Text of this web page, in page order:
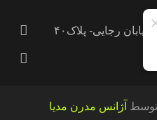
رجایی- پلاک۴۰
آژانس مدرن مدیا